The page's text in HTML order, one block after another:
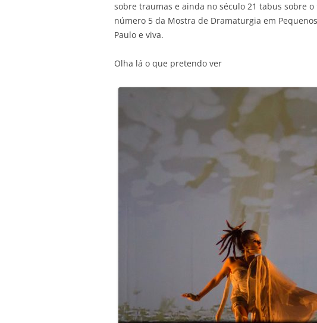
sobre traumas e ainda no século 21 tabus sobre
número 5 da Mostra de Dramaturgia em
Paulo e viva.
Olha lá o que pretendo ver